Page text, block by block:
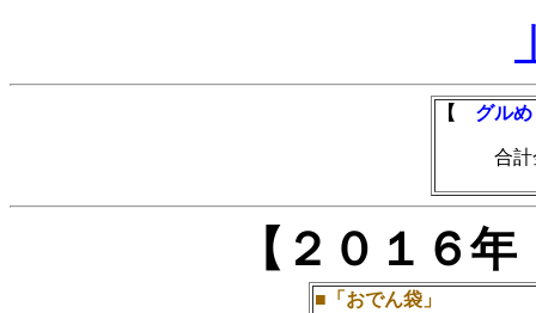
【 グル
合計金
【２０１６
■「おでん袋」